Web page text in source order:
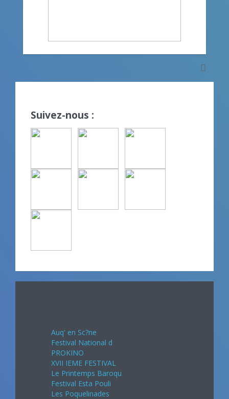
Suivez-nous :
Auq' en Sc?ne
Festival National d
PROKINO
XVII IEME FESTIVAL
Le Printemps Baroqu
Festival Esta Pouli
Les Poquelinades